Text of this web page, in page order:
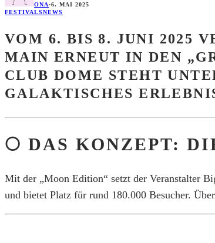
ONA·6. MAI 2025
FESTIVALSNEWS
VOM 6. BIS 8. JUNI 2025
MAIN ERNEUT IN DEN
CLUB DOME STEHT
GALAKTISCHES
🌕 DAS KONZEPT:
Mit der „Moon Edition“ setzt der Veranstalter
und bietet Platz für rund 180.000 Besucher.